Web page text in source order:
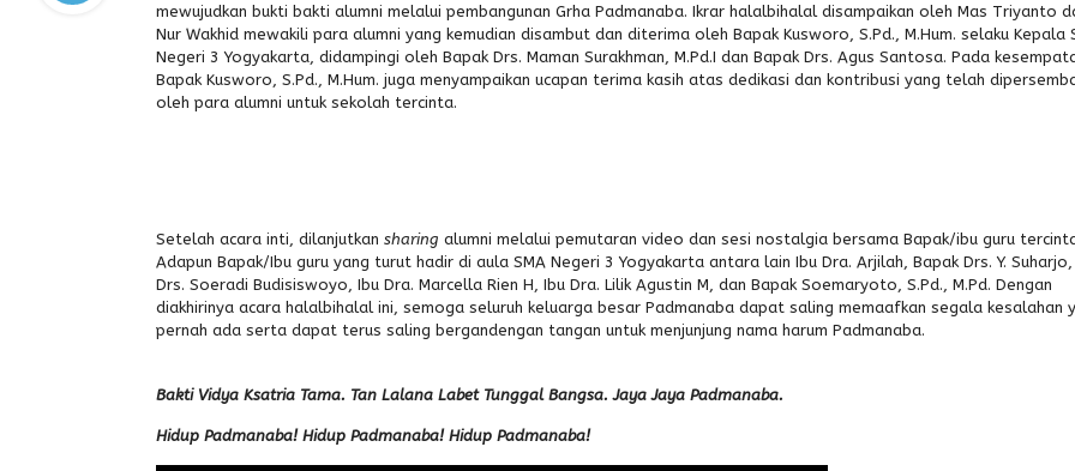
mewujudkan bukti bakti alumni melalui pembangunan Grha Padmanaba. Ikrar halalbihalal disampaikan oleh Mas Triyanto
Nur Wakhid mewakili para alumni yang kemudian disambut dan diterima oleh Bapak Kusworo, S.Pd., M.Hum. selaku Kepala
Negeri 3 Yogyakarta, didampingi oleh Bapak Drs. Maman Surakhman, M.Pd.I dan Bapak Drs. Agus Santosa. Pada
Bapak Kusworo, S.Pd., M.Hum. juga menyampaikan ucapan terima kasih atas dedikasi dan kontribusi yang telah
oleh para alumni untuk sekolah tercinta.
Setelah acara inti, dilanjutkan sharing alumni melalui pemutaran video dan sesi nostalgia bersama Bapak/ibu guru
Adapun Bapak/Ibu guru yang turut hadir di aula SMA Negeri 3 Yogyakarta antara lain Ibu Dra. Arjilah, Bapak Drs. Y.
Drs. Soeradi Budisiswoyo, Ibu Dra. Marcella Rien H, Ibu Dra. Lilik Agustin M, dan Bapak Soemaryoto, S.Pd., M.Pd. Dengan
diakhirinya acara halalbihalal ini, semoga seluruh keluarga besar Padmanaba dapat saling memaafkan segala kesalahan
pernah ada serta dapat terus saling bergandengan tangan untuk menjunjung nama harum Padmanaba.
Bakti Vidya Ksatria Tama. Tan Lalana Labet Tunggal Bangsa. Jaya Jaya Padmanaba.
Hidup Padmanaba! Hidup Padmanaba! Hidup Padmanaba!